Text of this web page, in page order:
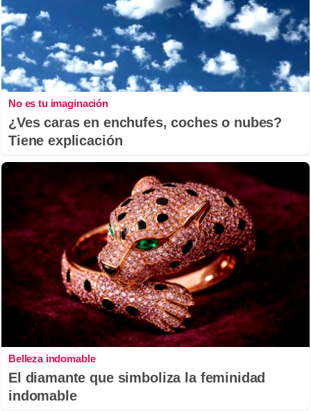
No es tu imaginación
¿Ves caras en enchufes, coches o nubes?
Tiene explicación
Belleza indomable
El diamante que simboliza la feminidad
indomable